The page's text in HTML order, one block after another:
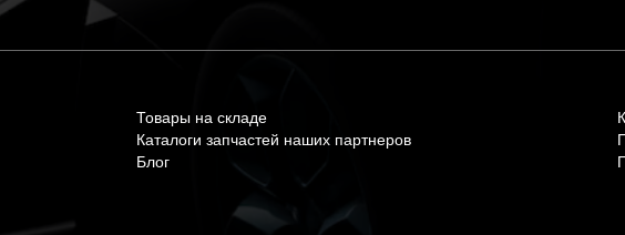
Товары на складе
Каталоги запчастей наших партнеров
Блог